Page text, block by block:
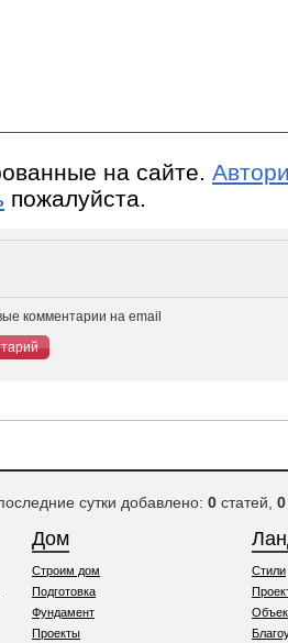
на сайте.
пожалуйста.
комментарии на email
сутки добавлено: 0 статей, 0
Дом
Строим дом
Подготовка
Фундамент
Проекты
Стили